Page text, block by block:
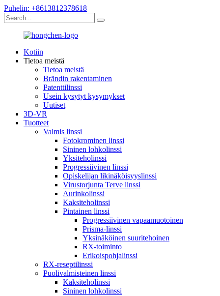
Puhelin: +8613812378618
Kotiin
Tietoa meistä
Tietoa meistä
Brändin rakentaminen
Patenttilinssi
Usein kysytyt kysymykset
Uutiset
3D-VR
Tuotteet
Valmis linssi
Fotokrominen linssi
Sininen lohkolinssi
Yksiteholinssi
Progressiivinen linssi
Opiskelijan likinäköisyyslinssi
Virustorjunta Terve linssi
Aurinkolinssi
Kaksiteholinssi
Pintainen linssi
Progressiivinen vapaamuotoinen
Prisma-linssi
Yksinäköinen suuritehoinen
RX-toiminto
Erikoispohjalinssi
RX-reseptilinssi
Puolivalmisteinen linssi
Kaksiteholinssi
Sininen lohkolinssi